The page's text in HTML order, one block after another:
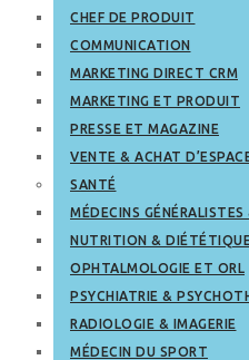
CHEF DE PRODUIT
COMMUNICATION
MARKETING DIRECT CRM
MARKETING ET PRODUIT
PRESSE ET MAGAZINE
VENTE & ACHAT
SANTÉ
MÉDECINS
NUTRITION & DIÉTÉTIQUE
OPHTALMOLOGIE ET ORL
PSYCHIATRIE &
RADIOLOGIE & IMAGERIE
MÉDECIN DU SPORT